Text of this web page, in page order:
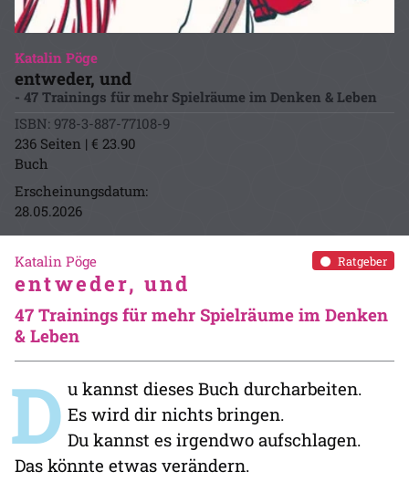
Katalin Pöge
entweder, und
- 47 Trainings für mehr Spielräume im Denken & Leben
ISBN: 978-3-887-77108-9
236 Seiten | € 23.90
Buch
Erscheinungsdatum:
28.05.2026
Ratgeber
Katalin Pöge
entweder, und
47 Trainings für mehr Spielräume im Denken
& Leben
D u kannst dieses Buch durcharbeiten.
Es wird dir nichts bringen.
Du kannst es irgendwo aufschlagen.
Das könnte etwas verändern.